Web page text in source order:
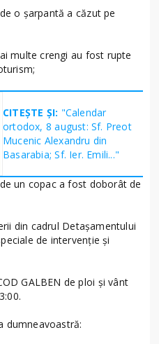
o șarpantă a căzut pe
multe crengi au fost rupte
CITEȘTE ȘI: "Calendar
ortodox, 8 august: Sf. Preot
Mucenic Alexandru din
Basarabia; Sf. Ier. Emili..."
un copac a fost doborât de
din cadrul Detașamentului
de intervenție și
GALBEN de ploi și vânt
dumneavoastră: